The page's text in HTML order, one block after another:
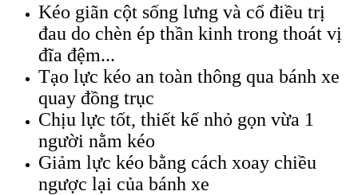
Kéo giãn cột sống lưng và cổ điều trị
đau do chèn ép thần kinh trong thoát vị
đĩa đệm...
Tạo lực kéo an toàn thông qua bánh xe
quay đồng trục
Chịu lực tốt, thiết kế nhỏ gọn vừa 1
người nằm kéo
Giảm lực kéo bằng cách xoay chiều
ngược lại của bánh xe